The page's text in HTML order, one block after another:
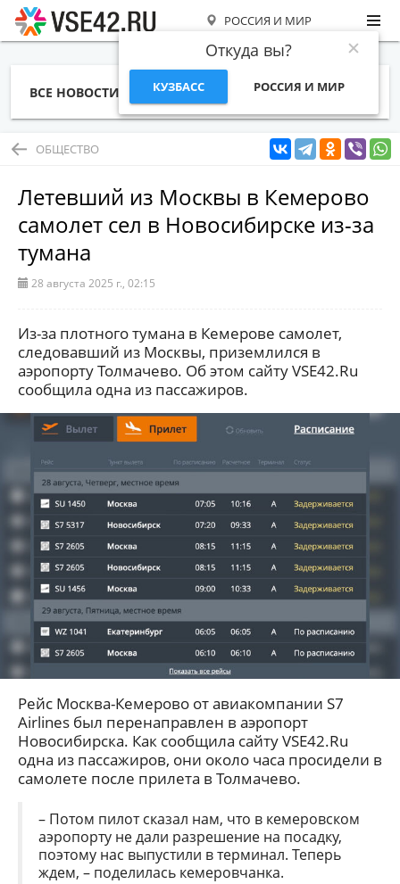
РОССИЯ И МИР
Откуда вы?
КУЗБАСС РОССИЯ И МИР
ВСЕ НОВОСТИ СТАТЬИ ТЕМЫ ФОТО
ОБЩЕСТВО
Летевший из Москвы в Кемерово
самолет сел в Новосибирске из-за
тумана
28 августа 2025 г., 02:15
Из-за плотного тумана в Кемерове самолет,
следовавший из Москвы, приземлился в
аэропорту Толмачево. Об этом сайту VSE42.Ru
сообщила одна из пассажиров.
Рейс Москва-Кемерово от авиакомпании S7
Airlines был перенаправлен в аэропорт
Новосибирска. Как сообщила сайту VSE42.Ru
одна из пассажиров, они около часа просидели в
самолете после прилета в Толмачево.
– Потом пилот сказал нам, что в кемеровском
аэропорту не дали разрешение на посадку,
поэтому нас выпустили в терминал. Теперь
ждем, – поделилась кемеровчанка.